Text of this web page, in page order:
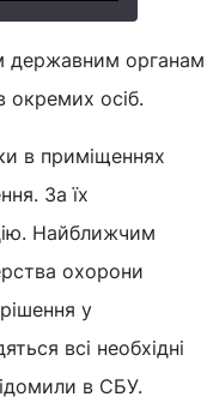
державним органам
окремих осіб.
в приміщеннях
За їх
Найближчим
охорони
у
всі необхідні
в СБУ.